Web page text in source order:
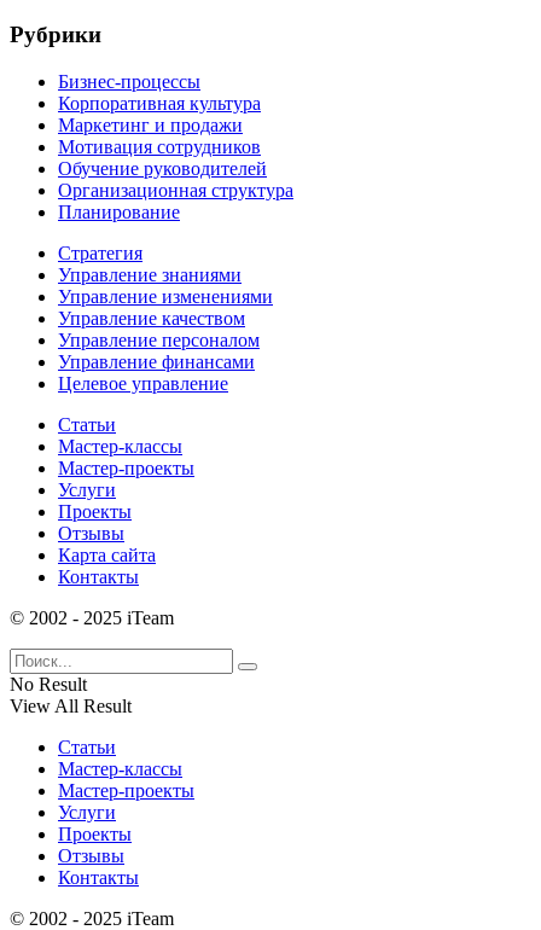
Рубрики
Бизнес-процессы
Корпоративная культура
Маркетинг и продажи
Мотивация сотрудников
Обучение руководителей
Организационная структура
Планирование
Стратегия
Управление знаниями
Управление изменениями
Управление качеством
Управление персоналом
Управление финансами
Целевое управление
Статьи
Мастер-классы
Мастер-проекты
Услуги
Проекты
Отзывы
Карта сайта
Контакты
© 2002 - 2025 iTeam
No Result
View All Result
Статьи
Мастер-классы
Мастер-проекты
Услуги
Проекты
Отзывы
Контакты
© 2002 - 2025 iTeam